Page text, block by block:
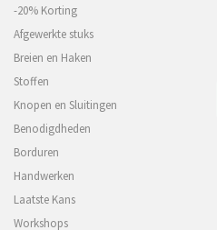
-20% Korting
Afgewerkte stuks
Breien en Haken
Stoffen
Knopen en Sluitingen
Benodigdheden
Borduren
Handwerken
Laatste Kans
Workshops